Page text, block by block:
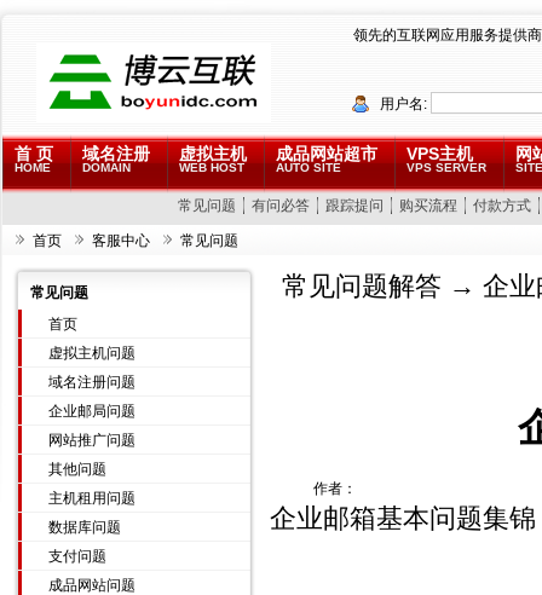
领先的互联网应用服务提供商
用户名:
首 页
HOME
域名注册
DOMAIN
虚拟主机
WEB HOST
成品网站超市
AUTO SITE
VPS主机
VPS SERVER
网
常见问题 有问必答 跟踪提问 购买流程 付款方式
首页 客服中心 常见问题
常见问题
首页
虚拟主机问题
域名注册问题
企业邮局问题
网站推广问题
其他问题
主机租用问题
数据库问题
支付问题
成品网站问题
常见问题解答 → 企
作者：
企业邮箱基本问题集锦